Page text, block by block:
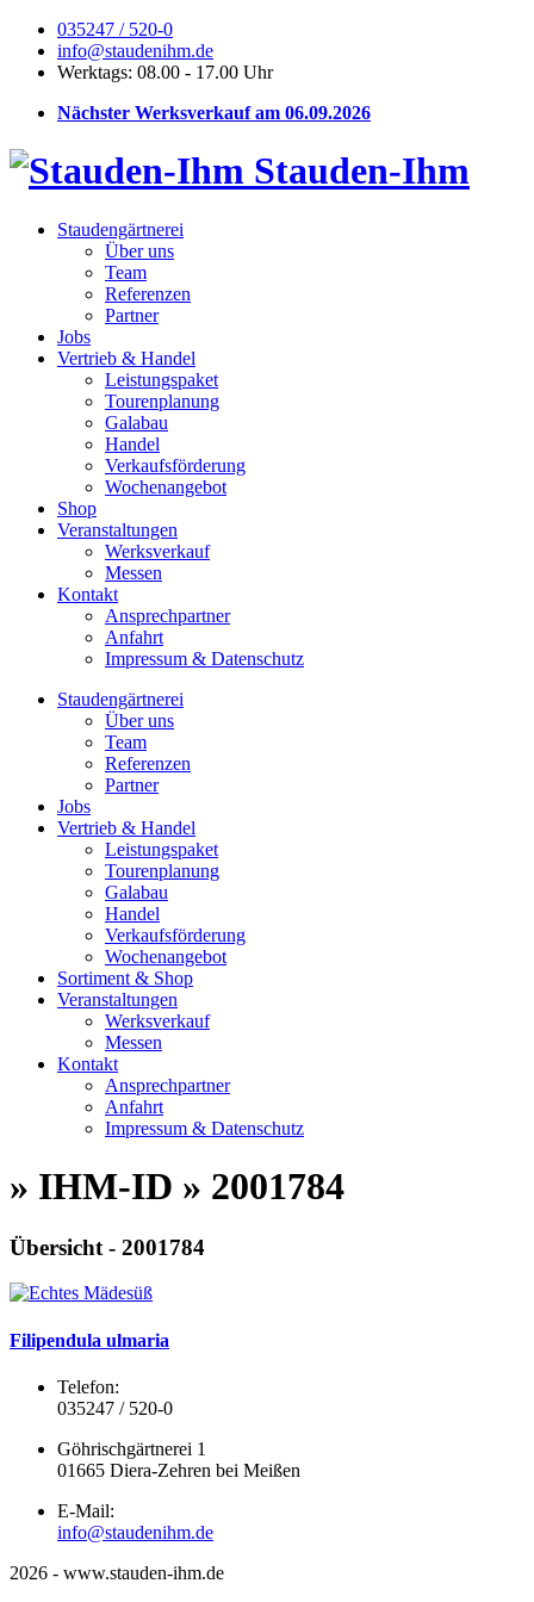
035247 / 520-0
info@staudenihm.de
Werktags: 08.00 - 17.00 Uhr
Nächster Werksverkauf am 06.09.2026
Stauden-Ihm
Staudengärtnerei
Über uns
Team
Referenzen
Partner
Jobs
Vertrieb & Handel
Leistungspaket
Tourenplanung
Galabau
Handel
Verkaufsförderung
Wochenangebot
Shop
Veranstaltungen
Werksverkauf
Messen
Kontakt
Ansprechpartner
Anfahrt
Impressum & Datenschutz
Staudengärtnerei
Über uns
Team
Referenzen
Partner
Jobs
Vertrieb & Handel
Leistungspaket
Tourenplanung
Galabau
Handel
Verkaufsförderung
Wochenangebot
Sortiment & Shop
Veranstaltungen
Werksverkauf
Messen
Kontakt
Ansprechpartner
Anfahrt
Impressum & Datenschutz
» IHM-ID » 2001784
Übersicht - 2001784
Filipendula ulmaria
Telefon:
035247 / 520-0
Göhrischgärtnerei 1
01665 Diera-Zehren bei Meißen
E-Mail:
info@staudenihm.de
2026 - www.stauden-ihm.de